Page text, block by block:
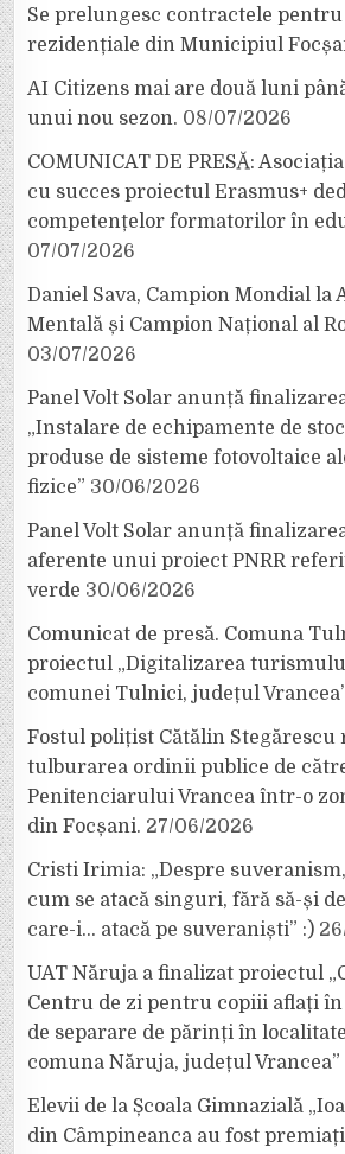
Se prelungesc contractele
rezidențiale din Municipiul
AI Citizens mai are două luni
unui nou sezon. 08/07/2026
COMUNICAT DE PRESĂ:
cu succes proiectul Erasmus+
competențelor formatorilor în
07/07/2026
Daniel Sava, Campion Mondial la
Mentală și Campion Național al
03/07/2026
Panel Volt Solar anunță
„Instalare de echipamente de
produse de sisteme fotovoltaice
fizice” 30/06/2026
Panel Volt Solar anunță
aferente unui proiect PNRR
verde 30/06/2026
Comunicat de presă. Comuna
proiectul „Digitalizarea
comunei Tulnici, județul
Fostul polițist Cătălin Stegărescu
tulburarea ordinii publice de
Penitenciarului Vrancea într-o
din Focșani. 27/06/2026
Cristi Irimia: „Despre
cum se atacă singuri, fără să-și
care-i… atacă pe suveraniști” :)
UAT Năruja a finalizat proiectul
Centru de zi pentru copiii aflați
de separare de părinți în
comuna Năruja, județul Vrancea”
Elevii de la Școala Gimnazială
din Câmpineanca au fost